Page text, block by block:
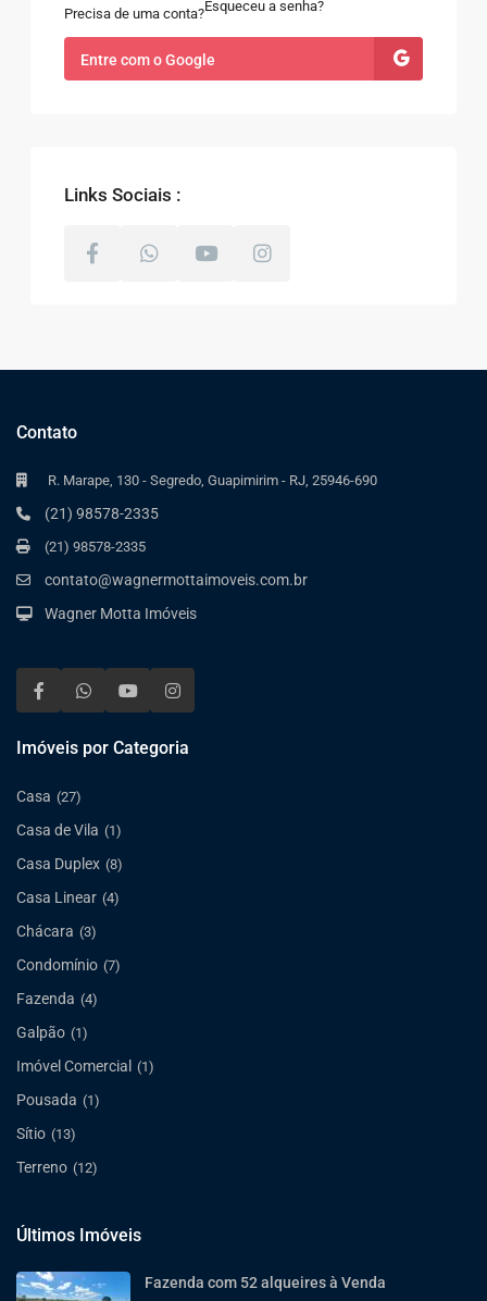
Precisa de uma conta?Esqueceu a senha?
Entre com o Google
Links Sociais :
Contato
R. Marape, 130 - Segredo, Guapimirim - RJ, 25946-690
(21) 98578-2335
(21) 98578-2335
contato@wagnermottaimoveis.com.br
Wagner Motta Imóveis
Imóveis por Categoria
Casa (27)
Casa de Vila (1)
Casa Duplex (8)
Casa Linear (4)
Chácara (3)
Condomínio (7)
Fazenda (4)
Galpão (1)
Imóvel Comercial (1)
Pousada (1)
Sítio (13)
Terreno (12)
Últimos Imóveis
Fazenda com 52 alqueires à Venda